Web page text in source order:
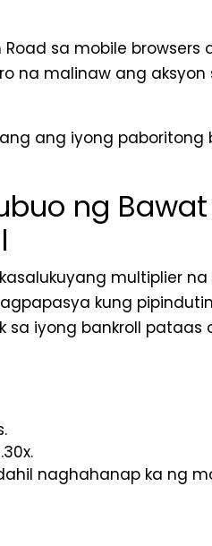
sa mobile browsers
na malinaw ang aksyon
ang iyong paboritong
ng Bawat
multiplier na
kung
sa iyong bankroll pataas
naghahanap ka ng